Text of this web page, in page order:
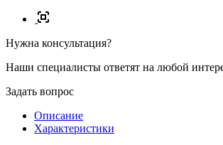
Нужна консультация?
Наши специалисты ответят на любой
Задать вопрос
Описание
Характеристики